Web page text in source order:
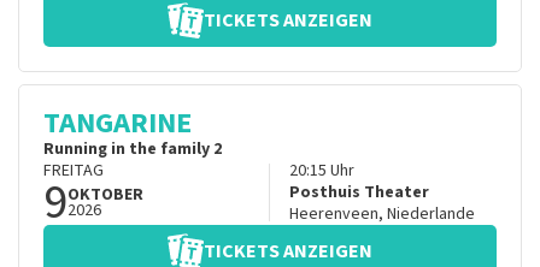
TICKETS ANZEIGEN
TANGARINE
Running in the family 2
FREITAG
9OKTOBER
2026
20:15 Uhr
Posthuis Theater
Heerenveen, Niederlande
TICKETS ANZEIGEN